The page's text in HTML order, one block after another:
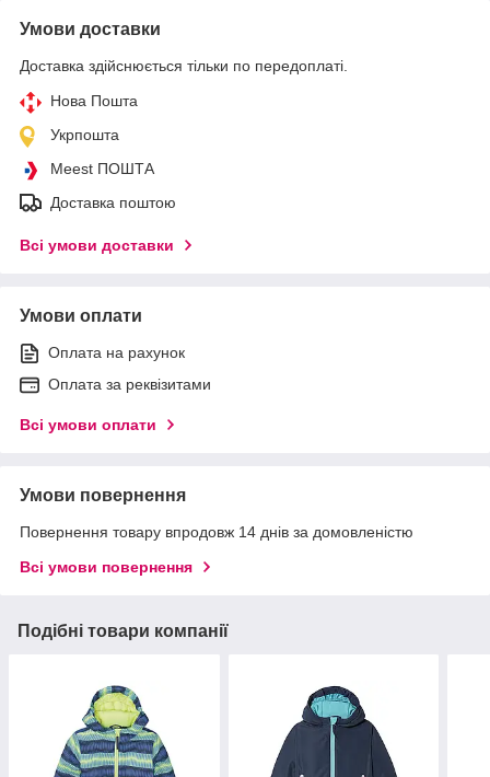
Умови доставки
Доставка здійснюється тільки по передоплаті.
Нова Пошта
Укрпошта
Meest ПОШТА
Доставка поштою
Всі умови доставки
Умови оплати
Оплата на рахунок
Оплата за реквізитами
Всі умови оплати
Умови повернення
Повернення товару впродовж 14 днів за домовленістю
Всі умови повернення
Подібні товари компанії